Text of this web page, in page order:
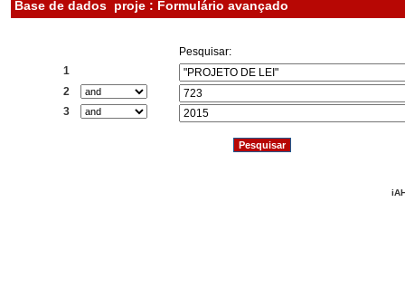
Base de dados proje : Formulário avançado
Pesquisar:
1
2
3